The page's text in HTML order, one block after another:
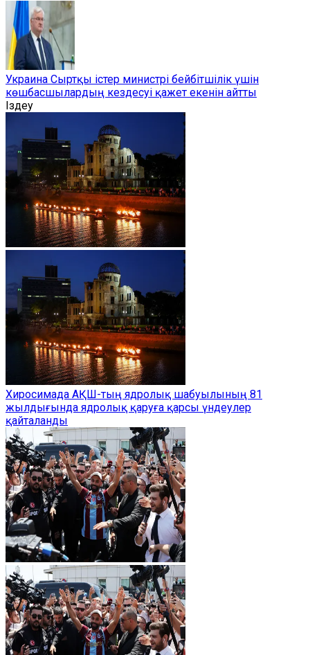
Украина Сыртқы істер министрі бейбітшілік үшін
көшбасшылардың кездесуі қажет екенін айтты
Іздеу
Хиросимада АҚШ-тың ядролық шабуылының 81
жылдығында ядролық қаруға қарсы үндеулер
қайталанды